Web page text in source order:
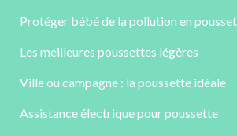
Protéger bébé de la pollution en
Les meilleures poussettes légères
Ville ou campagne : la poussette idéale
Assistance électrique pour poussette